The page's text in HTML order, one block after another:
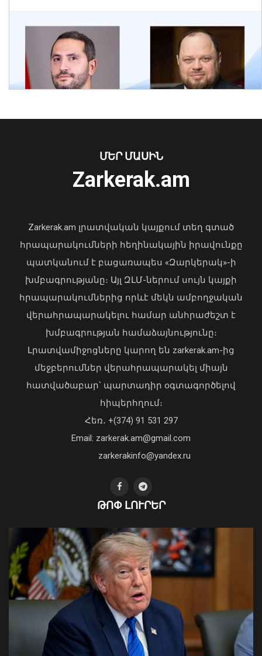
ՀՀ ԶՈւ ՀՕՊ ստորաբաժանումները
պարապմունքներ են անցկացնում
նորագույն «Կարիճ» և «Լուսան»
զենիթային հրթիռային համալիրներով
Սուրբ Աննա եկեղեցում մասնակցել եմ
սուրբ և անմահ պատարագի․
09 Օգոստոս, 2026 14:13
ՀՀ-ի և Ղազախստանի
երկու երկրների
համագործակցության հեռանկարները
թվայնացման և արհեստական
բանականության ուղղություններով
09 Օգոստոս, 2026 13:43
Ուկրաինայի Գերագույն Ռադայի
նախագահը շնորհավորել է ՀՀ ԱԺ
դեմ ծանր պայքարում»․ կյանքից
հեռացել է Արսեն Ասլանյանը
04 Օգոստոս, 2026 19:12
ՄԵՐ ՄԱՍԻՆ
Zarkerak.am
Zarkerak.am լրատվական կայքում տեղ գտած
հրապարակումների հեղինակային իրավունքը
պատկանում է բացառապես «Զարկերակ»-ի
խմբագրությանը։ Այլ ԶԼՄ-ներում սույն կայքի
հրապարակումներից որևէ մեկն ամբողջական
վերահրապարակելու համար անհրաժեշտ է
խմբագրության համաձայնությունը։
Լրատվամիջոցները կարող են zarkerak.am-ից
մեջբերումներ վերահրապարակել միայն
հատվածաբար՝ պարտադիր օգտագործելով
հիպերհղում։
Հեռ․ +(374) 91 531 297
Email: zarkerak.am@gmail.com
zarkerakinfo@yandex.ru
ԹՈՓ ԼՈՒՐԵՐ